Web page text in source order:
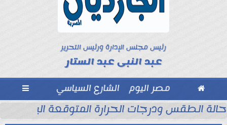
رئيس مجلس الإدارة ورئيس التحرير
عبد النبى عبد الستار
 مصر اليوم الشارع السياسي 
حالة الطقس ودرجات الحرارة المتوقعة اليوم الإثنين 10 أغسطس